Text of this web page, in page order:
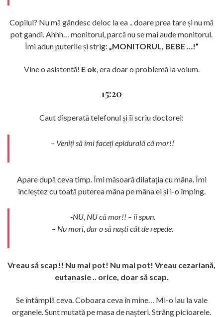
Copilul? Nu mă gândesc deloc la ea .. doare prea tare și nu mă
pot gandi. Ahhh… monitorul, parcă nu se mai aude monitorul.
Îmi adun puterile și strig: „MONITORUL, BEBE …!”
Vine o asistentă! E ok, era doar o problemă la volum.
15:20
Caut disperată telefonul și îi scriu doctorei:
– Veniți să îmi faceți epidurală că mor!!
Apare după ceva timp. Îmi măsoară dilatația cu mâna. Îmi
încleștez cu toată puterea mâna pe mâna ei și i-o împing.
-NU, NU că mor!! – îi spun.
– Nu mori, dar o să naști cât de repede.
Vreau să scap!! Nu mai pot! Nu mai pot! Vreau cezariană,
eutanasie .. orice, doar să scap.
Se întâmplă ceva. Coboara ceva în mine… Mi-o iau la vale
organele. Sunt mutată pe masa de nașteri. Strâng picioarele.